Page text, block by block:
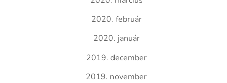
2020. február
2020. január
2019. december
2019. november